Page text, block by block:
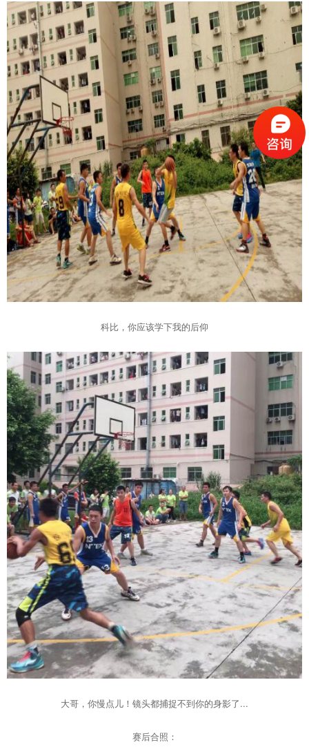
科比，你应该学下我的后仰
大哥，你慢点儿！镜头都捕捉不到你的身影了...
赛后合照：